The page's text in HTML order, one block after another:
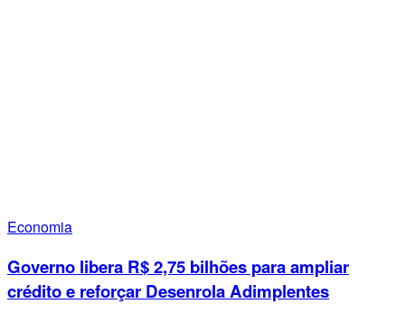
Economia
Governo libera R$ 2,75 bilhões para ampliar
crédito e reforçar Desenrola Adimplentes